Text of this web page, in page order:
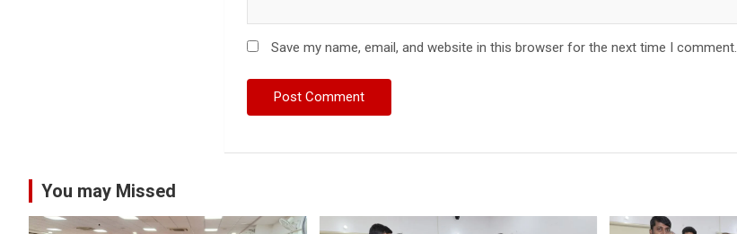
Save my name, email, and website in this browser for the next time I comment.
You may Missed